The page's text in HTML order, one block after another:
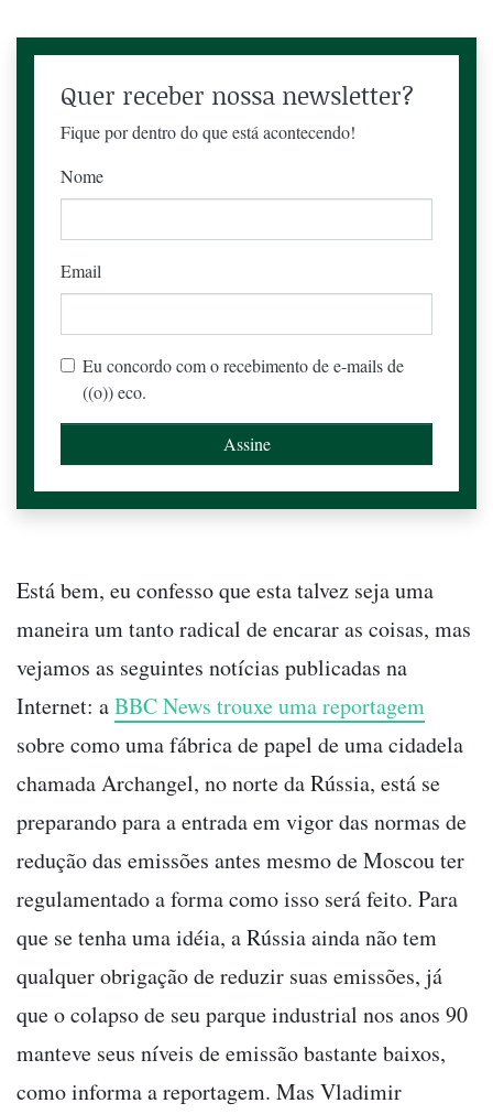
Quer receber nossa newsletter?
Fique por dentro do que está acontecendo!
Nome
Email
Eu concordo com o recebimento de e-mails de
((o)) eco.
Está bem, eu confesso que esta talvez seja uma
maneira um tanto radical de encarar as coisas, mas
vejamos as seguintes notícias publicadas na
Internet: aBBC News trouxe uma reportagem
sobre como uma fábrica de papel de uma cidadela
chamada Archangel, no norte da Rússia, está se
preparando para a entrada em vigor das normas de
redução das emissões antes mesmo de Moscou ter
regulamentado a forma como isso será feito. Para
que se tenha uma idéia, a Rússia ainda não tem
qualquer obrigação de reduzir suas emissões, já
que o colapso de seu parque industrial nos anos 90
manteve seus níveis de emissão bastante baixos,
como informa a reportagem. Mas Vladimir